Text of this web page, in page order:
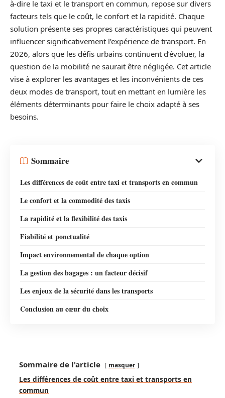
à-dire le taxi et le transport en commun, repose sur divers
facteurs tels que le coût, le confort et la rapidité. Chaque
solution présente ses propres caractéristiques qui peuvent
influencer significativement l’expérience de transport. En
2026, alors que les défis urbains continuent d’évoluer, la
question de la mobilité ne saurait être négligée. Cet article
vise à explorer les avantages et les inconvénients de ces
deux modes de transport, tout en mettant en lumière les
éléments déterminants pour faire le choix adapté à ses
besoins.
Sommaire
Les différences de coût entre taxi et transports en commun
Le confort et la commodité des taxis
La rapidité et la flexibilité des taxis
Fiabilité et ponctualité
Impact environnemental de chaque option
La gestion des bagages : un facteur décisif
Les enjeux de la sécurité dans les transports
Conclusion au cœur du choix
Sommaire de l'article masquer
Les différences de coût entre taxi et transports en
commun